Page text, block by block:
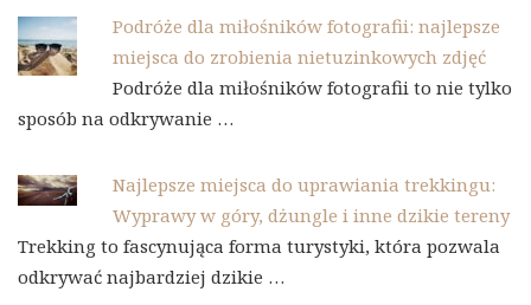
Podróże dla miłośników fotografii: najlepsze
miejsca do zrobienia nietuzinkowych zdjęć
Podróże dla miłośników fotografii to nie tylko
sposób na odkrywanie …
Najlepsze miejsca do uprawiania trekkingu:
Wyprawy w góry, dżungle i inne dzikie tereny
Trekking to fascynująca forma turystyki, która pozwala
odkrywać najbardziej dzikie …